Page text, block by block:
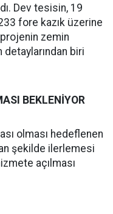
Dev tesisin, 19
fore kazık üzerine
zemin
detaylarından biri
BEKLENİYOR
olması hedeflenen
şekilde ilerlemesi
açılması